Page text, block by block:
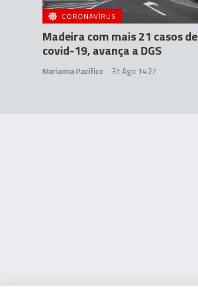
CORONAVÍRUS
Madeira com mais 21 casos de
covid-19, avança a DGS
Marianna Pacifico 31 Ago 14:27